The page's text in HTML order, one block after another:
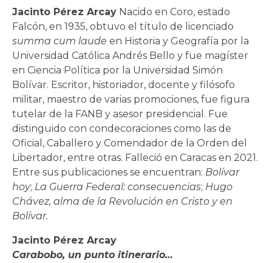
Jacinto Pérez Arcay Nacido en Coro, estado
Falcón, en 1935, obtuvo el título de licenciado
summa cum laude en Historia y Geografía por la
Universidad Católica Andrés Bello y fue magíster
en Ciencia Política por la Universidad Simón
Bolívar. Escritor, historiador, docente y filósofo
militar, maestro de varias promociones, fue figura
tutelar de la FANB y asesor presidencial. Fue
distinguido con condecoraciones como las de
Oficial, Caballero y Comendador de la Orden del
Libertador, entre otras. Falleció en Caracas en 2021.
Entre sus publicaciones se encuentran: Bolívar
hoy; La Guerra Federal: consecuencias; Hugo
Chávez, alma de la Revolución en Cristo y en
Bolívar.
Jacinto Pérez Arcay
Carabobo, un punto itinerario…